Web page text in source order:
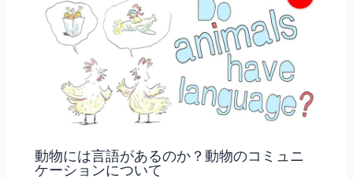
動物には言語があるのか？動物のコミュニ
ケーションについて